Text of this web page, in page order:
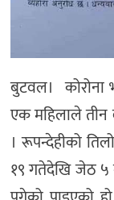
बुटवल। कोरोना
एक महिलाले तीन
। रूपन्देहीको
१९ गतेदेखि जेठ ५